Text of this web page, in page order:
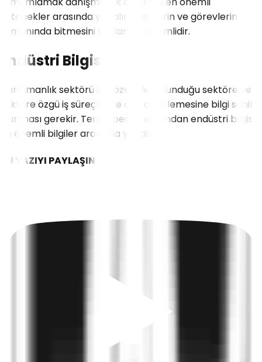
yetenekler arasında yer alır. Projelerin ve görevlerin
zamanında bitmesini sağlamak önemlidir.
Endüstri Bilgisi
Danışmanlık sektörü için özellikle bulunduğu sektöre ve
sektöre özgü iş süreçlerine dair derinlemesine bilgi sahibi
olunması gerekir. Temel beceri açısından endüstri bilgisi
en önemli bilgiler arasında yer alır.
BU YAZIYI PAYLAŞIN